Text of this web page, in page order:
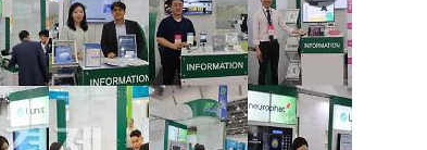
미
지
확
대